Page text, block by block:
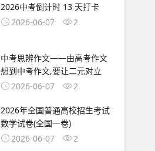
2026中考倒计时 13 天打卡
2026-06-07
2
中考思辨作文——由高考作文
想到中考作文,要让二元对立
2026-06-07
2
2026年全国普通高校招生考试
数学试卷(全国一卷)
2026-06-07
2